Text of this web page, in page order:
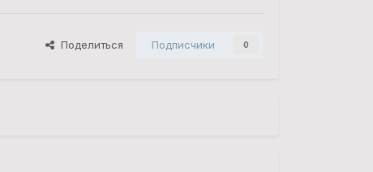
Поделиться Подписчики 0